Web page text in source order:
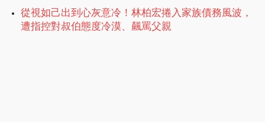
從視如己出到心灰意冷！林柏宏捲入家族債務風波，
遭指控對叔伯態度冷漠、飆罵父親